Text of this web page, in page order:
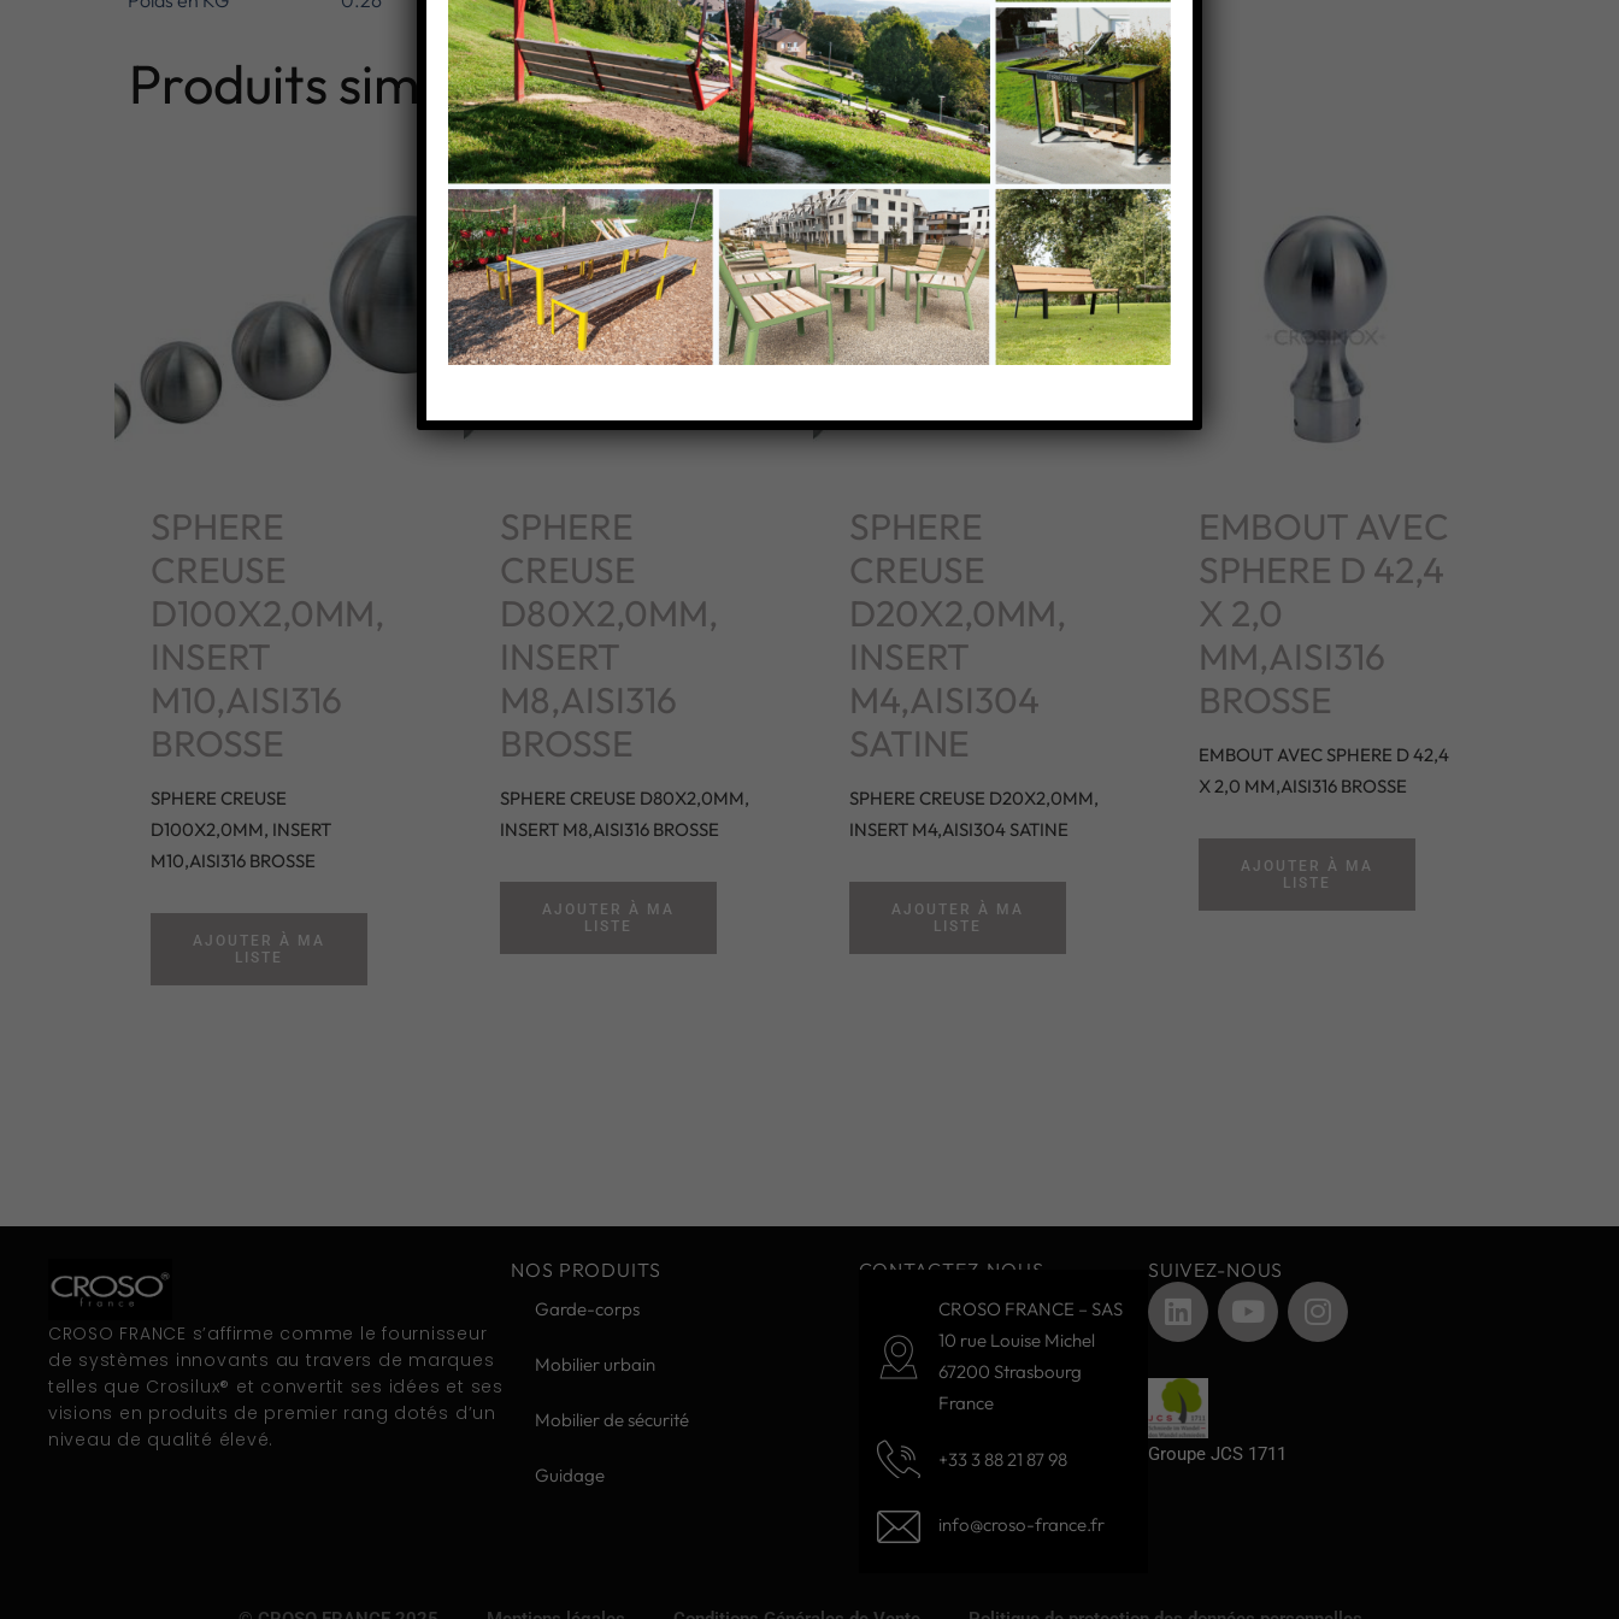
Produits similaires
SPHERE
CREUSE
D100X2,0MM,
INSERT
M10,AISI316
BROSSE
SPHERE CREUSE
D100X2,0MM, INSERT
M10,AISI316 BROSSE
AJOUTER À MA
LISTE
SPHERE
CREUSE
D80X2,0MM,
INSERT
M8,AISI316
BROSSE
SPHERE CREUSE D80X2,0MM,
INSERT M8,AISI316 BROSSE
AJOUTER À MA
LISTE
SPHERE
CREUSE
D20X2,0MM,
INSERT
M4,AISI304
SATINE
SPHERE CREUSE D20X2,0MM,
INSERT M4,AISI304 SATINE
AJOUTER À MA
LISTE
EMBOUT AVEC
SPHERE D 42,4
X 2,0
MM,AISI316
BROSSE
EMBOUT AVEC SPHERE D 42,4
X 2,0 MM,AISI316 BROSSE
AJOUTER À MA
LISTE
CROSO FRANCE s’affirme comme le fournisseur
de systèmes innovants au travers de marques
telles que Crosilux® et convertit ses idées et ses
visions en produits de premier rang dotés d’un
niveau de qualité élevé.
NOS PRODUITS
Garde-corps
Mobilier urbain
Mobilier de sécurité
Guidage
CONTACTEZ-NOUS
CROSO FRANCE – SAS
10 rue Louise Michel
67200 Strasbourg
France
+33 3 88 21 87 98
info@croso-france.fr
SUIVEZ-NOUS
Groupe JCS 1711